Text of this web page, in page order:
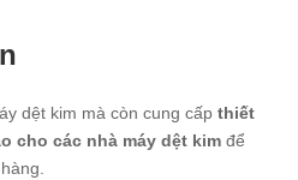
dệt kim mà còn cung cấp thiết
cho các nhà máy dệt kim để